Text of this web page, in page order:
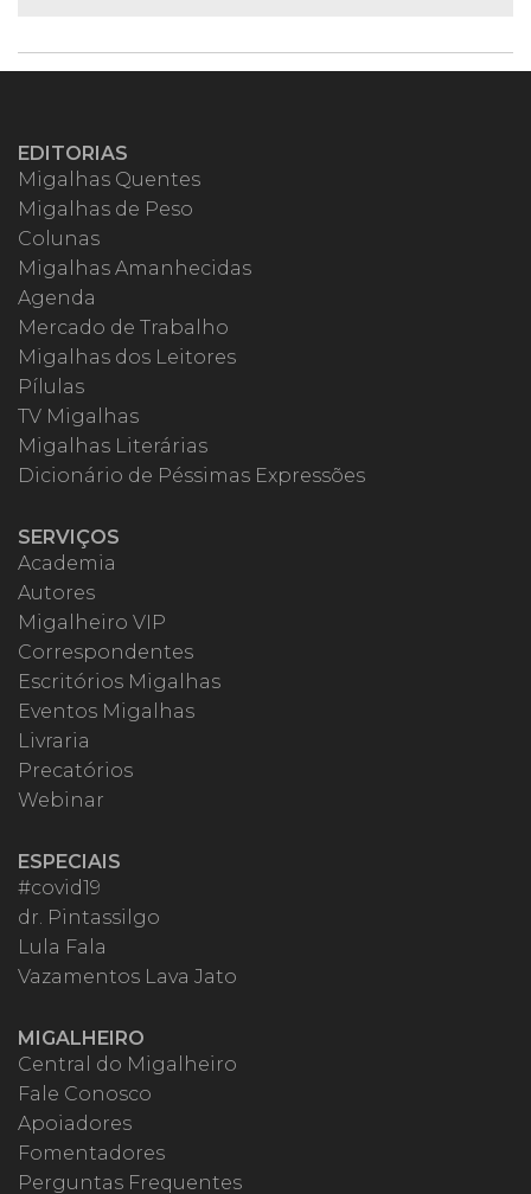
EDITORIAS
Migalhas Quentes
Migalhas de Peso
Colunas
Migalhas Amanhecidas
Agenda
Mercado de Trabalho
Migalhas dos Leitores
Pílulas
TV Migalhas
Migalhas Literárias
Dicionário de Péssimas Expressões
SERVIÇOS
Academia
Autores
Migalheiro VIP
Correspondentes
Escritórios Migalhas
Eventos Migalhas
Livraria
Precatórios
Webinar
ESPECIAIS
#covid19
dr. Pintassilgo
Lula Fala
Vazamentos Lava Jato
MIGALHEIRO
Central do Migalheiro
Fale Conosco
Apoiadores
Fomentadores
Perguntas Frequentes